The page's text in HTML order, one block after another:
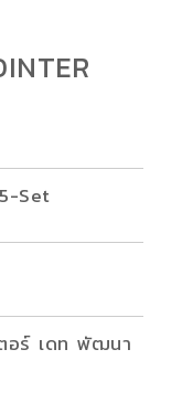
Set
อร์ เดท พัฒนา